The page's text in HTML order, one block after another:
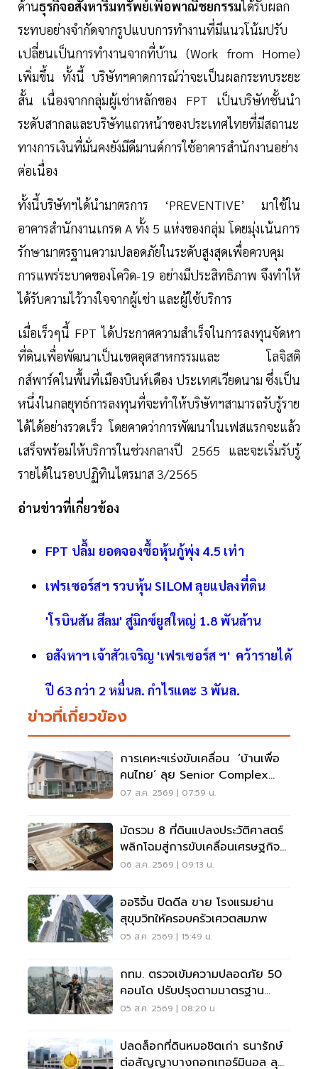
ด้านธุรกิจอสังหาริมทรัพย์เพื่อพาณิชยกรรมได้รับผลก
ระทบอย่างจำกัดจากรูปแบบการทำงานที่มีแนวโน้มปรับ
เปลี่ยนเป็นการทำงานจากที่บ้าน (Work from Home)
เพิ่มขึ้น ทั้งนี้ บริษัทฯคาดการณ์ว่าจะเป็นผลกระทบระยะ
สั้น เนื่องจากกลุ่มผู้เช่าหลักของ FPT เป็นบริษัทชั้นนำ
ระดับสากลและบริษัทแถวหน้าของประเทศไทยที่มีสถานะ
ทางการเงินที่มั่นคงยังมีดีมานด์การใช้อาคารสำนักงานอย่าง
ต่อเนื่อง
ทั้งนี้บริษัทฯได้นำมาตรการ ‘PREVENTIVE’ มาใช้ใน
อาคารสำนักงานเกรด A ทั้ง 5 แห่งของกลุ่ม โดยมุ่งเน้นการ
รักษามาตรฐานความปลอดภัยในระดับสูงสุดเพื่อควบคุม
การแพร่ระบาดของโควิด-19 อย่างมีประสิทธิภาพ จึงทำให้
ได้รับความไว้วางใจจากผู้เช่า และผู้ใช้บริการ
เมื่อเร็วๆนี้ FPT ได้ประกาศความสำเร็จในการลงทุนจัดหา
ที่ดินเพื่อพัฒนาเป็นเขตอุตสาหกรรมและ โลจิสติ
กส์พาร์คในพื้นที่เมืองบินห์เดือง ประเทศเวียดนาม ซึ่งเป็น
หนึ่งในกลยุทธ์การลงทุนที่จะทำให้บริษัทฯสามารถรับรู้ราย
ได้ได้อย่างรวดเร็ว โดยคาดว่าการพัฒนาในเฟสแรกจะแล้ว
เสร็จพร้อมให้บริการในช่วงกลางปี 2565 และจะเริ่มรับรู้
รายได้ในรอบปฏิทินไตรมาส 3/2565
อ่านข่าวที่เกี่ยวข้อง
FPT ปลื้ม ยอดจองซื้อหุ้นกู้พุ่ง 4.5 เท่า
เฟรเซอร์สฯ รวบหุ้น SILOM ลุยแปลงที่ดิน
'โรบินสัน สีลม' สู่มิกซ์ยูสใหญ่ 1.8 พันล้าน
อสังหาฯ เจ้าสัวเจริญ 'เฟรเซอร์ส ฯ'​ คว้ารายได้
ปี 63 กว่า 2 หมื่นล. กำไรแตะ 3 พันล.
ข่าวที่เกี่ยวข้อง
การเคหะฯเร่งขับเคลื่อน ‘บ้านเพื่อ
คนไทย’ ลุย Senior Complex
ฟื้นฟูเมือง
07 ส.ค. 2569 | 07:59 น.
มัดรวม 8 ที่ดินแปลงประวัติศาสตร์
พลิกโฉมสู่การขับเคลื่อนเศรษฐกิจ
เมือง
06 ส.ค. 2569 | 09:13 น.
ออริจิ้น ปิดดีล ขาย โรงแรมย่าน
สุขุมวิทให้ครอบครัวเศวตสมภพ
05 ส.ค. 2569 | 15:49 น.
กทม. ตรวจเข้มความปลอดภัย 50
คอนโด ปรับปรุงตามมาตรฐาน
เคร่งครัด
05 ส.ค. 2569 | 08:20 น.
ปลดล็อกที่ดินหมอชิตเก่า ธนารักษ์
ต่อสัญญาบางกอกเทอร์มินอล ลุย